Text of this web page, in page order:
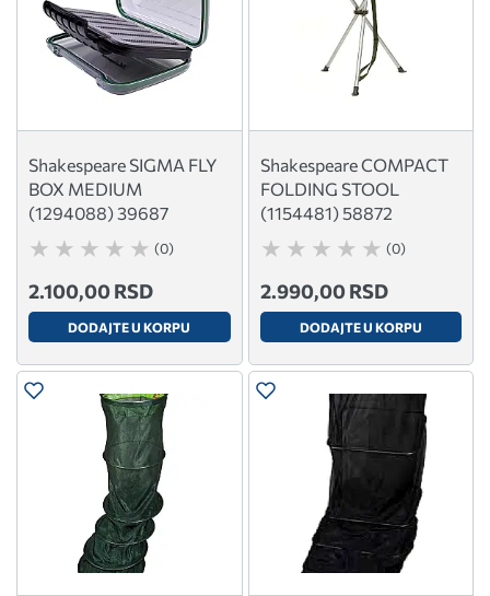
Shakespeare SIGMA FLY
BOX MEDIUM
(1294088) 39687
(0)
2.100,00 RSD
DODAJTE U KORPU
Shakespeare COMPACT
FOLDING STOOL
(1154481) 58872
(0)
2.990,00 RSD
DODAJTE U KORPU